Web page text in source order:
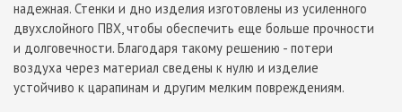
надежная. Стенки и дно изделия изготовлены из усиленного
двухслойного ПВХ, чтобы обеспечить еще больше прочности
и долговечности. Благодаря такому решению - потери
воздуха через материал сведены к нулю и изделие
устойчиво к царапинам и другим мелким повреждениям.